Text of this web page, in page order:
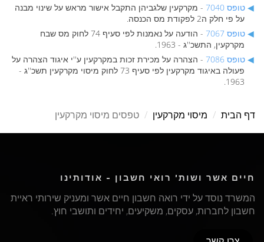
טופס 7040
- מקרקעין שלגביהן התקבל אישור מראש על שינוי מבנה
על פי חלק ה2 לפקודת מס הכנסה.
טופס 7067
- הודעה על נאמנות לפי סעיף 74 לחוק מס שבח
מקרקעין, התשכ''ג - 1963.
טופס 7086
- הצהרה על מכירת זכות במקרקעין ע''י איגוד הצהרה על
פעולה באיגוד מקרקעין לפי סעיף 73 לחוק מיסוי מקרקעין תשכ''ג -
1963.
דף הבית מיסוי מקרקעין טפסים מיסוי מקרקעין
חיים אשר ושות' רואי חשבון - אודותינו
המשרד נוסד על ידי רואה חשבון חיים אשר ומעניק שירותי ראיית
חשבון לחברות, עסקים, משקיעים, יחידים ותושבי חוץ.